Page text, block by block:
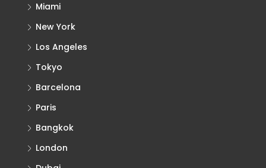
Miami
New York
Los Angeles
Tokyo
Barcelona
Paris
Bangkok
London